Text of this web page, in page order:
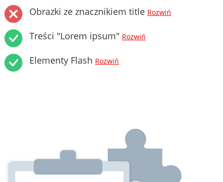
Obrazki ze znacznikiem title Rozwiń
Treści "Lorem ipsum" Rozwiń
Elementy Flash Rozwiń